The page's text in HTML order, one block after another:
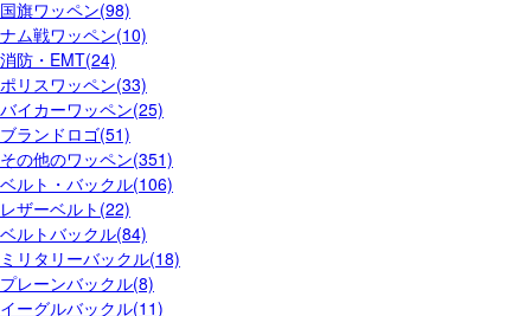
国旗ワッペン(98)
ナム戦ワッペン(10)
消防・EMT(24)
ポリスワッペン(33)
バイカーワッペン(25)
ブランドロゴ(51)
その他のワッペン(351)
ベルト・バックル(106)
レザーベルト(22)
ベルトバックル(84)
ミリタリーバックル(18)
プレーンバックル(8)
イーグルバックル(11)